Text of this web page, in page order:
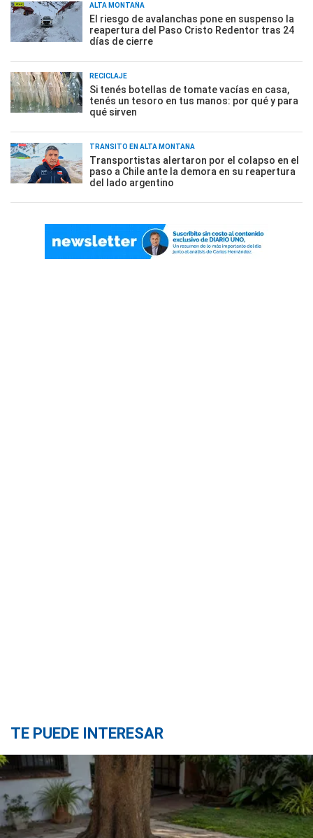
ALTA MONTAÑA
El riesgo de avalanchas pone en suspenso la
reapertura del Paso Cristo Redentor tras 24
días de cierre
RECICLAJE
Si tenés botellas de tomate vacías en casa,
tenés un tesoro en tus manos: por qué y para
qué sirven
TRÁNSITO EN ALTA MONTAÑA
Transportistas alertaron por el colapso en el
paso a Chile ante la demora en su reapertura
del lado argentino
TE PUEDE INTERESAR